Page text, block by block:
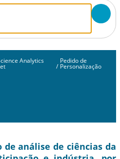
Analytics
/
Pedido de
Personalização
de análise de ciências da